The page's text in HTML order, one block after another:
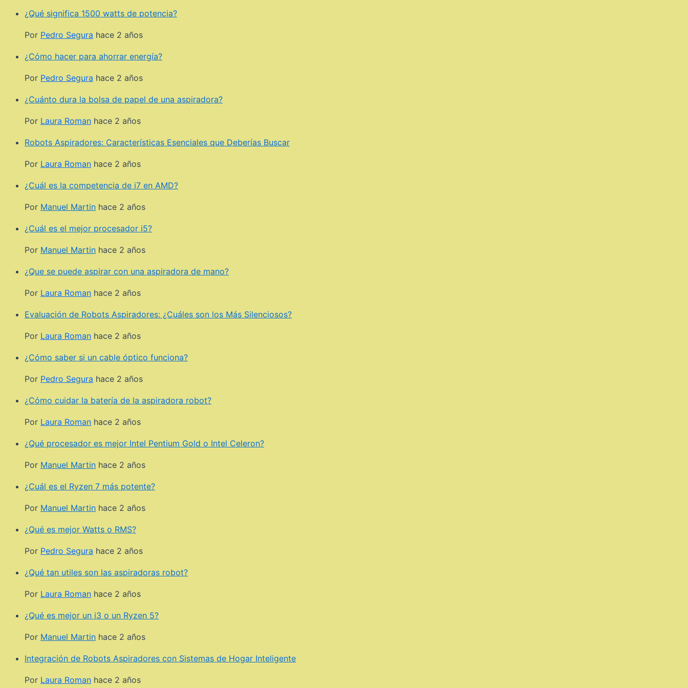
¿Qué significa 1500 watts de potencia?
Por Pedro Segura hace 2 años
¿Cómo hacer para ahorrar energía?
Por Pedro Segura hace 2 años
¿Cuánto dura la bolsa de papel de una aspiradora?
Por Laura Roman hace 2 años
Robots Aspiradores: Características Esenciales que Deberías Buscar
Por Laura Roman hace 2 años
¿Cuál es la competencia de i7 en AMD?
Por Manuel Martin hace 2 años
¿Cuál es el mejor procesador i5?
Por Manuel Martin hace 2 años
¿Que se puede aspirar con una aspiradora de mano?
Por Laura Roman hace 2 años
Evaluación de Robots Aspiradores: ¿Cuáles son los Más Silenciosos?
Por Laura Roman hace 2 años
¿Cómo saber si un cable óptico funciona?
Por Pedro Segura hace 2 años
¿Cómo cuidar la batería de la aspiradora robot?
Por Laura Roman hace 2 años
¿Qué procesador es mejor Intel Pentium Gold o Intel Celeron?
Por Manuel Martin hace 2 años
¿Cuál es el Ryzen 7 más potente?
Por Manuel Martin hace 2 años
¿Qué es mejor Watts o RMS?
Por Pedro Segura hace 2 años
¿Qué tan utiles son las aspiradoras robot?
Por Laura Roman hace 2 años
¿Qué es mejor un i3 o un Ryzen 5?
Por Manuel Martin hace 2 años
Integración de Robots Aspiradores con Sistemas de Hogar Inteligente
Por Laura Roman hace 2 años